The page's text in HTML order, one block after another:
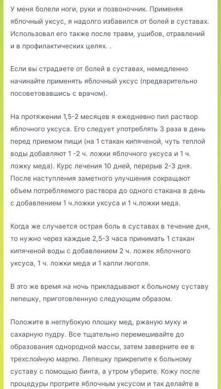
У меня болели ноги, руки и позвоночник. Применяя
яблочный уксус, я надолго избавился от болей в суставах.
Использовал его также после травм, ушибов, отравлений
и в профилактических целях. .
Если вы страдаете от болей в суставах, немедленно
начинайте применять яблочный уксус (предварительно
посоветовавшись с врачом).
На протяжении 1,5-2 месяцев я ежедневно пил раствор
яблочного уксуса. Его следует употреблять 3 раза в день
перед приемом пищи (на 1 стакан кипяченой, чуть теплой
воды добавляют 1 -2 ч. ложки яблочного уксуса и 1 ч.
ложку меда). Курс лечения 10 дней, перерыв 2-3 дня.
После наступления заметного улучшения сокращают
объем потребляемого раствора до одного стакана в день
с добавлением 1 ч.ложки уксуса и 1 ч.ложки меда.
Когда же случается острая боль в суставах в течение дня,
то нужно через каждые 2,5-3 часа принимать 1 стакан
кипяченой воды с добавлением 2 ч. ложек яблочного
уксуса, 1 ч. ложки меда и 1 капли люголя.
В это же время на ночь прикладывают к больному суставу
лепешку, приготовленную следующим образом.
Положите в неглубокую плошку мед, ржаную муку и
сахарную пудру. Все тщательно перемешивайте до
образования однородной массы, затем заверните ее в
трехслойную марлю. Лепешку прикрепите к больному
суставу с помощью бинта, а утром уберите. Кожу после
процедуры протрите яблочным уксусом и так делайте в